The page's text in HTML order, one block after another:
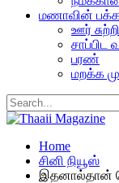
மணாவின்
ஊர்
சாப்பிட
பரண்
மறக்க
Home
சினி நியூஸ்
இதனால்தான்